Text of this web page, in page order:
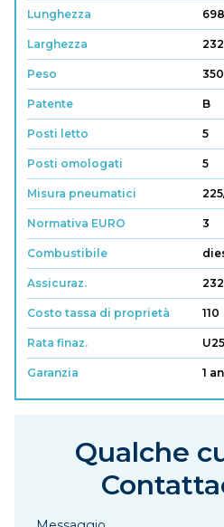
Lunghezza 698
Larghezza 232
Peso
Patente B
Posti letto 5
Posti omologati 5
Misura pneumatici
Normativa EURO 3
Combustibile
Assicuraz. 232
Costo tassa di proprietà 110
Rata finaz. U25
Garanzia 1
Qualche